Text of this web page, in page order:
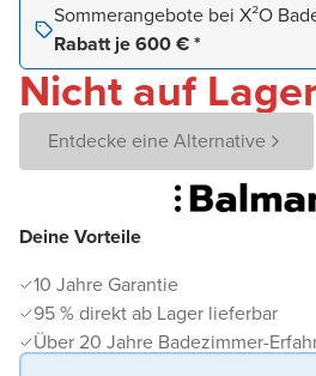
Deine Vorteile
10 Jahre Garantie
95 % direkt ab Lager lieferbar
Über 20 Jahre Badezimmer-
Sommerangebote bei X²O
Rabatt je 600 € *
Nicht auf
Entdecke eine Alternative